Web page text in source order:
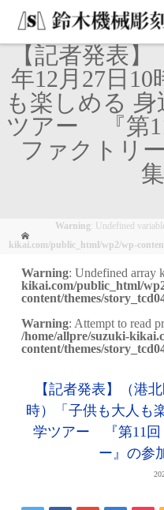
【記者発表
年12月27日10
も楽しめる
ツアー 『第
ファクトリ
Warning: Undefined
kikai.com/public_html/wp2/wp-
Warning: Undefined array
kikai.com/public_html/
content/themes/
Warning: Attempt to read
/home/allpre/suzuki-
content/themes/
【記者発表】（港
時）「子供も大人も
学ツアー 『第11回
ー』の参